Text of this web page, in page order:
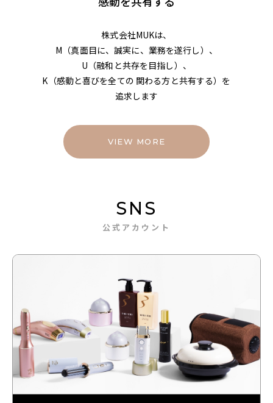
株式会社MUKは、
M（真面目に、誠実に、業務を遂行し）、
U（融和と共存を目指し）、
K（感動と喜びを全ての 関わる方と共有する）を
追求します
VIEW MORE
SNS
公式アカウント